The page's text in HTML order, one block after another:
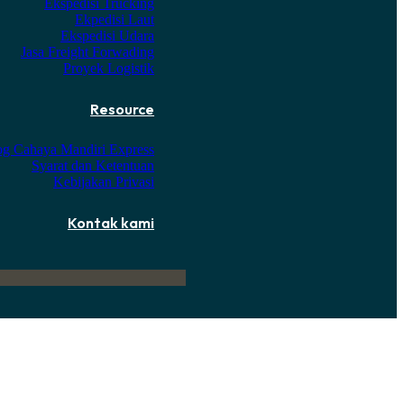
Ekspedisi Trucking
Ekpedisi Laut
Ekspedisi Udara
Jasa Freight Forwading
Proyek Logistik
Resource
Cahaya Mandiri Express
Syarat dan Ketentuan
Kebijakan Privasi
Kontak kami